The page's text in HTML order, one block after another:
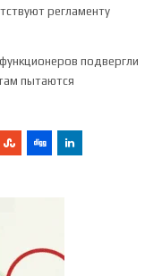
регламенту
подвергли
пытаются